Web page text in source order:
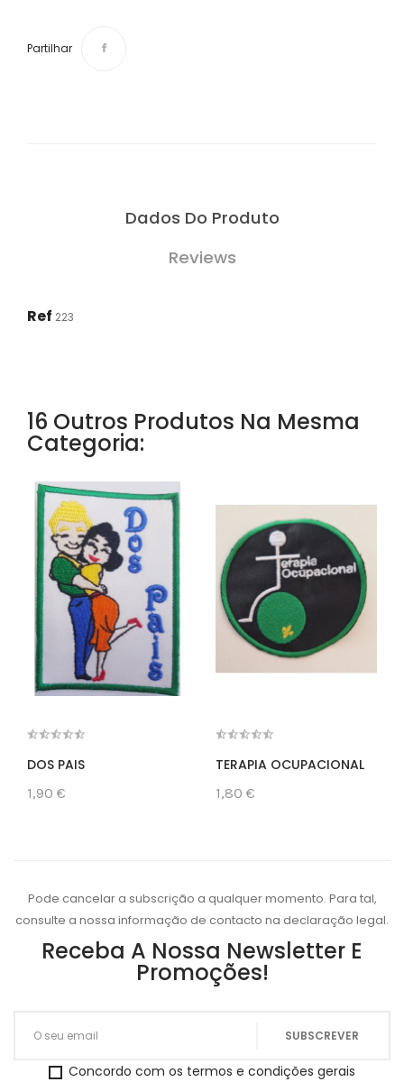
Partilhar
Dados Do Produto
Reviews
Ref 223
16 Outros Produtos Na Mesma
Categoria:
DOS PAIS
1,90 €
TERAPIA OCUPACIONAL
1,80 €
Pode cancelar a subscrição a qualquer momento. Para tal,
consulte a nossa informação de contacto na declaração legal.
Receba A Nossa Newsletter E
Promoções!
Concordo com os termos e condições gerais